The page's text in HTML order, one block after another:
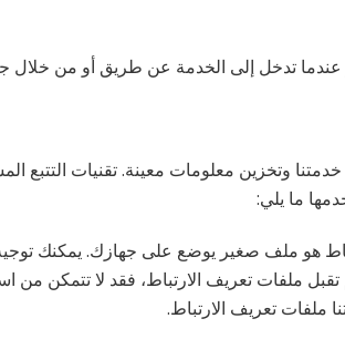
عندما تدخل إلى الخدمة عن طريق أو من خلال
خدمتنا وتخزين معلومات معينة. تقنيات
ما يلي:
هو ملف صغير يوضع على جهازك. يمكنك
ملفات تعريف الارتباط، فقد لا تتمكن من
ملفات تعريف الارتباط.